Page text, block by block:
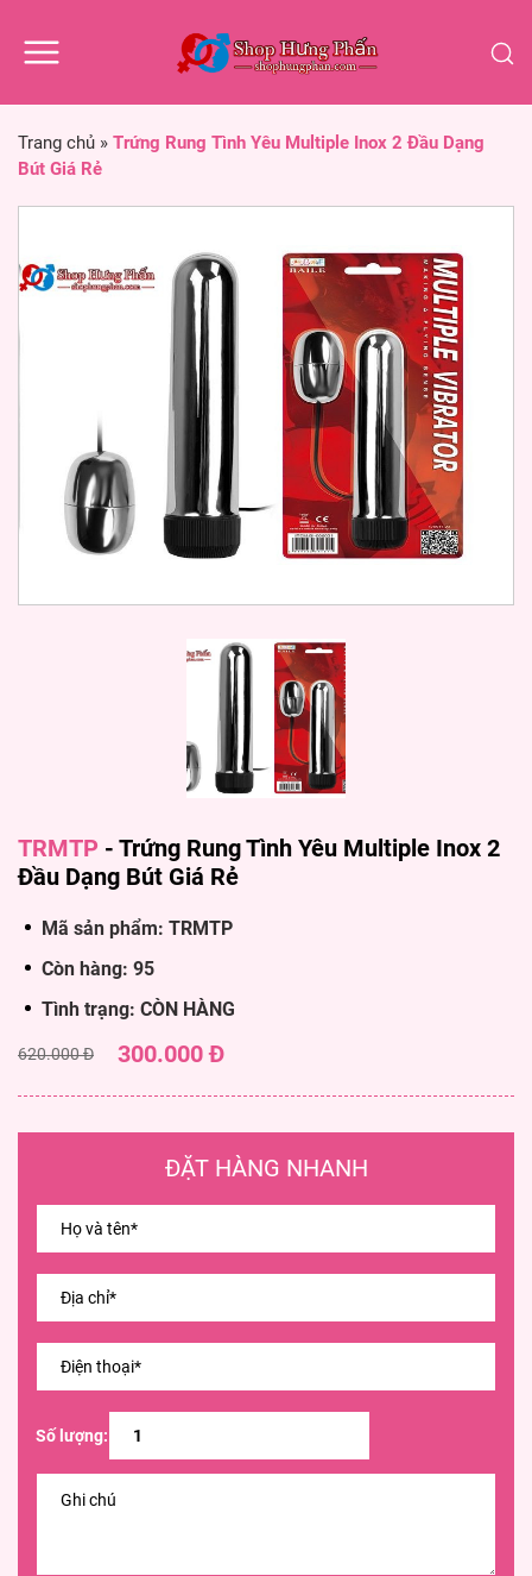
Trang chủ » Trứng Rung Tình Yêu Multiple Inox 2 Đầu Dạng
Bút Giá Rẻ
TRMTP - Trứng Rung Tình Yêu Multiple Inox 2
Đầu Dạng Bút Giá Rẻ
Mã sản phẩm: TRMTP
Còn hàng: 95
Tình trạng: CÒN HÀNG
620.000 Đ 300.000 Đ
ĐẶT HÀNG NHANH
Số lượng: